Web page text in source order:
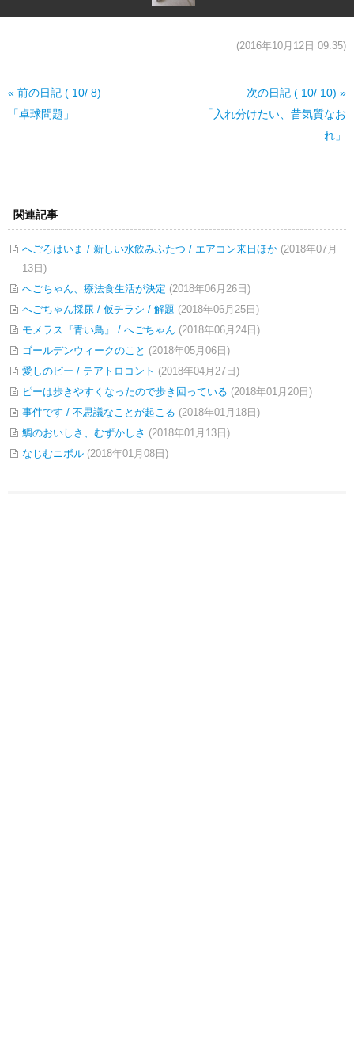
(2016年10月12日 09:35)
« 前の日記 ( 10/ 8)
「卓球問題」
次の日記 ( 10/ 10) »
「入れ分けたい、昔気質なお
れ」
関連記事
へごろはいま / 新しい水飲みふたつ / エアコン来日ほか (2018年07月
13日)
へごちゃん、療法食生活が決定 (2018年06月26日)
へごちゃん採尿 / 仮チラシ / 解題 (2018年06月25日)
モメラス『青い鳥』 / へごちゃん (2018年06月24日)
ゴールデンウィークのこと (2018年05月06日)
愛しのピー / テアトロコント (2018年04月27日)
ピーは歩きやすくなったので歩き回っている (2018年01月20日)
事件です / 不思議なことが起こる (2018年01月18日)
鯛のおいしさ、むずかしさ (2018年01月13日)
なじむニボル (2018年01月08日)